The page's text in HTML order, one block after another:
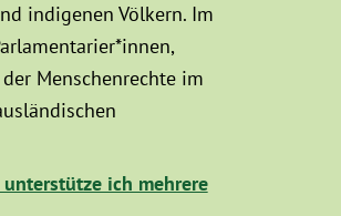
indigenen Völkern. Im
Menschenrechte im
unterstütze ich mehrere